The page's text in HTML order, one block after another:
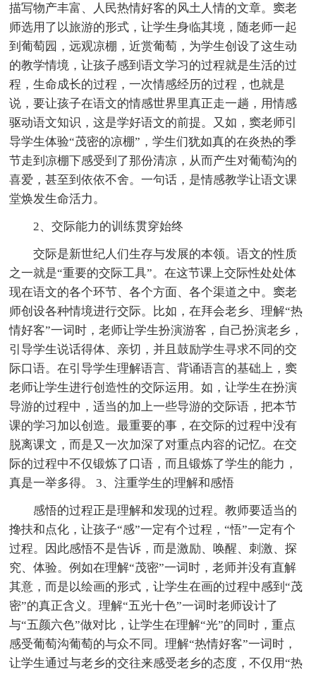
描写物产丰富、人民热情好客的风土人情的文章。窦老
师选用了以旅游的形式，让学生身临其境，随老师一起
到葡萄园，远观凉棚，近赏葡萄，为学生创设了这生动
的教学情境，让孩子感到语文学习的过程就是生活的过
程，生命成长的过程，一次情感经历的过程，也就是
说，要让孩子在语文的情感世界里真正走一趟，用情感
驱动语文知识，这是学好语文的前提。又如，窦老师引
导学生体验“茂密的凉棚”，学生们犹如真的在炎热的季
节走到凉棚下感受到了那份清凉，从而产生对葡萄沟的
喜爱，甚至到依依不舍。一句话，是情感教学让语文课
堂焕发生命活力。
2、交际能力的训练贯穿始终
交际是新世纪人们生存与发展的本领。语文的性质
之一就是“重要的交际工具”。在这节课上交际性处处体
现在语文的各个环节、各个方面、各个渠道之中。窦老
师创设各种情境进行交际。比如，在拜会老乡、理解“热
情好客”一词时，老师让学生扮演游客，自己扮演老乡，
引导学生说话得体、亲切，并且鼓励学生寻求不同的交
际口语。在引导学生理解语言、背诵语言的基础上，窦
老师让学生进行创造性的交际运用。如，让学生在扮演
导游的过程中，适当的加上一些导游的交际语，把本节
课的学习加以创造。最重要的事，在交际的过程中没有
脱离课文，而是又一次加深了对重点内容的记忆。在交
际的过程中不仅锻炼了口语，而且锻炼了学生的能力，
真是一举多得。 3、注重学生的理解和感悟
感悟的过程正是理解和发现的过程。教师要适当的
搀扶和点化，让孩子“感”一定有个过程，“悟”一定有个
过程。因此感悟不是告诉，而是激励、唤醒、刺激、探
究、体验。例如在理解“茂密”一词时，老师并没有直解
其意，而是以绘画的形式，让学生在画的过程中感到“茂
密”的真正含义。理解“五光十色”一词时老师设计了
与“五颜六色”做对比，让学生在理解“光”的同时，重点
感受葡萄沟葡萄的与众不同。理解“热情好客”一词时，
让学生通过与老乡的交往来感受老乡的态度，不仅用“热